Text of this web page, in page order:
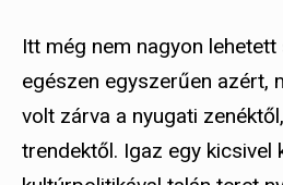
Itt még nem nagyon lehetett
egészen egyszerűen azért,
volt zárva a nyugati
trendektől. Igaz egy kicsivel